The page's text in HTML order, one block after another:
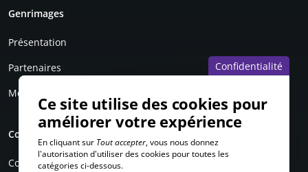
Genrimages
Présentation
Partenaires
Mentions légales
Compte personnel
Connexion
Confidentialité
Ce site utilise des cookies pour
améliorer votre expérience
En cliquant sur Tout accepter, vous nous donnez
l'autorisation d'utiliser des cookies pour toutes les
catégories ci-dessous.